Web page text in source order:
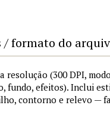
/ formato do
(300 DPI,
fundo, efeitos). Inclui
contorno e relevo —